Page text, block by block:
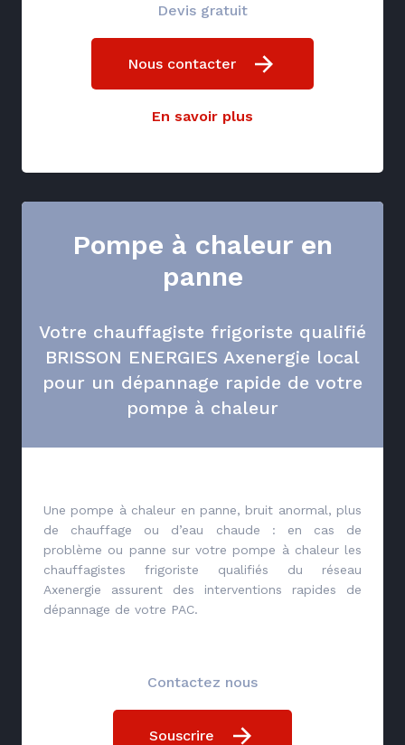
Devis gratuit
Nous contacter
En savoir plus
Pompe à chaleur en
panne
Votre chauffagiste frigoriste qualifié
BRISSON ENERGIES Axenergie local
pour un dépannage rapide de votre
pompe à chaleur
Une pompe à chaleur en panne, bruit anormal, plus
de chauffage ou d’eau chaude : en cas de
problème ou panne sur votre pompe à chaleur les
chauffagistes frigoriste qualifiés du réseau
Axenergie assurent des interventions rapides de
dépannage de votre PAC.
Contactez nous
Souscrire